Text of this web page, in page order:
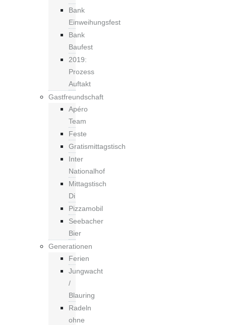
Bank
Einweihungsfest
Bank
Baufest
2019:
Prozess
Auftakt
Gastfreundschaft
Apéro
Team
Feste
Gratismittagstisch
Inter
Nationalhof
Mittagstisch
Di
Pizzamobil
Seebacher
Bier
Generationen
Ferien
Jungwacht
/
Blauring
Radeln
ohne